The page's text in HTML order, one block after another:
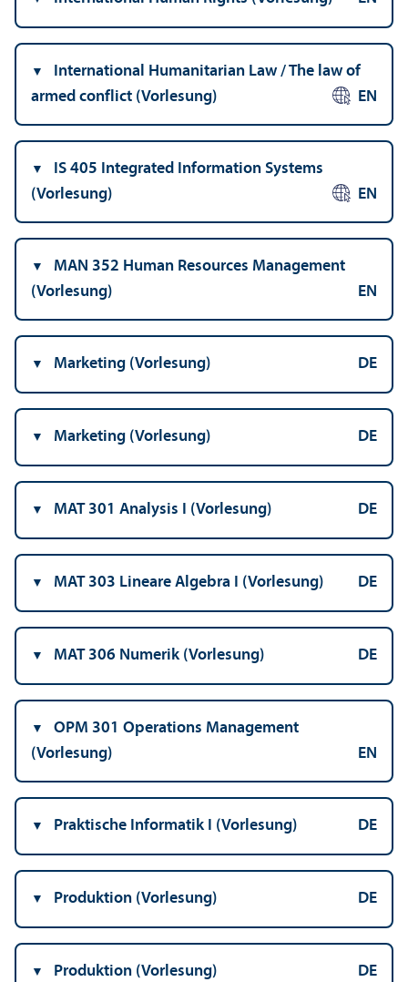
International Humanitarian Law / The law of
armed conflict (Vorlesung)
EN
IS 405 Integrated Information Systems
(Vorlesung)
EN
MAN 352 Human Resources Management
(Vorlesung)
EN
Marketing (Vorlesung) DE
Marketing (Vorlesung) DE
MAT 301 Analysis I (Vorlesung) DE
MAT 303 Lineare Algebra I (Vorlesung) DE
MAT 306 Numerik (Vorlesung) DE
OPM 301 Operations Management
(Vorlesung)
EN
Praktische Informatik I (Vorlesung) DE
Produktion (Vorlesung) DE
Produktion (Vorlesung) DE